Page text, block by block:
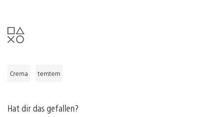
Crema temtem
Hat dir das gefallen?